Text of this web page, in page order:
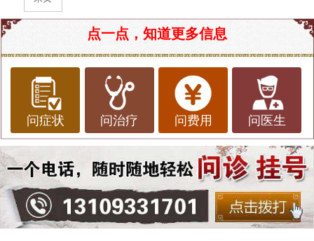
点一点，知道更多信息
问症状 问治疗 问费用 问医生